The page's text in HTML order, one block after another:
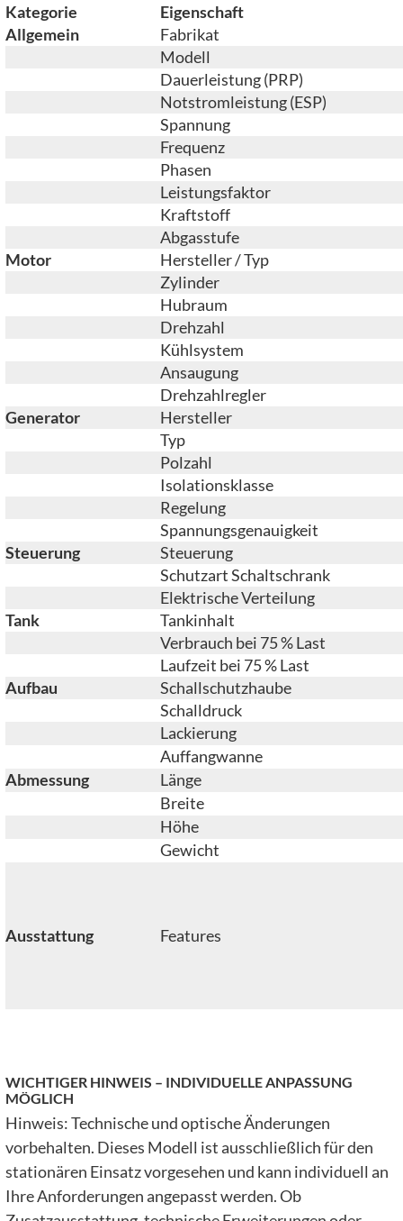
Kategorie
Eigenschaft
Allgemein
Fabrikat
Modell
Dauerleistung (PRP)
Notstromleistung (ESP)
Spannung
Frequenz
Phasen
Leistungsfaktor
Kraftstoff
Abgasstufe
Motor
Hersteller / Typ
Zylinder
Hubraum
Drehzahl
Kühlsystem
Ansaugung
Drehzahlregler
Generator
Hersteller
Typ
Polzahl
Isolationsklasse
Regelung
Spannungsgenauigkeit
Steuerung
Steuerung
Schutzart Schaltschrank
Elektrische Verteilung
Tank
Tankinhalt
Verbrauch bei 75 % Last
Laufzeit bei 75 % Last
Aufbau
Schallschutzhaube
Schalldruck
Lackierung
Auffangwanne
Abmessung
Länge
Breite
Höhe
Gewicht
Ausstattung Features
WICHTIGER HINWEIS – INDIVIDUELLE ANPASSUNG
MÖGLICH
Hinweis: Technische und optische Änderungen
vorbehalten. Dieses Modell ist ausschließlich für den
stationären Einsatz vorgesehen und kann individuell an
Ihre Anforderungen angepasst werden. Ob